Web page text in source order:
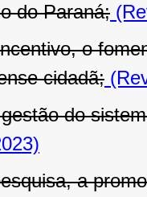
do Paraná;
o
cidadã;
do
a